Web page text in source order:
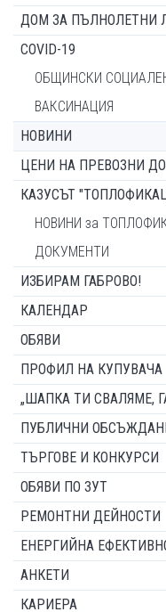
ДОМ ЗА ПЪЛНОЛЕТНИ
COVID-19
ОБЩИНСКИ
ВАКСИНАЦИЯ
НОВИНИ
ЦЕНИ НА ПРЕВОЗНИ
КАЗУСЪТ
НОВИНИ за
ДОКУМЕНТИ
ИЗБИРАМ ГАБРОВО!
КАЛЕНДАР
ОБЯВИ
ПРОФИЛ НА КУПУВАЧА
„ШАПКА ТИ СВАЛЯМЕ,
ПУБЛИЧНИ
ТЪРГОВЕ И КОНКУРСИ
ОБЯВИ ПО ЗУТ
РЕМОНТНИ ДЕЙНОСТИ
ЕНЕРГИЙНА
АНКЕТИ
КАРИЕРА